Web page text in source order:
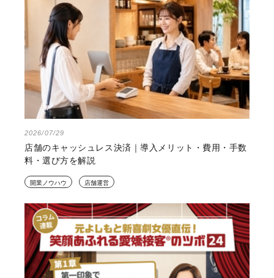
2026/07/29
店舗のキャッシュレス決済｜導入メリット・費用・手数
料・選び方を解説
開業ノウハウ 店舗運営